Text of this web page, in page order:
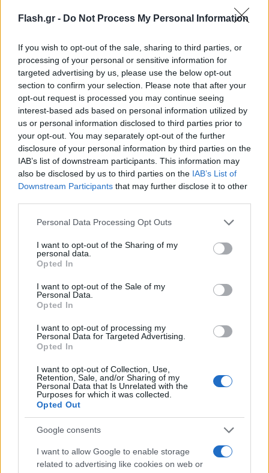
Flash.gr - Do Not Process My Personal Information
If you wish to opt-out of the sale, sharing to third parties, or
processing of your personal or sensitive information for
targeted advertising by us, please use the below opt-out
section to confirm your selection. Please note that after your
opt-out request is processed you may continue seeing
interest-based ads based on personal information utilized by
us or personal information disclosed to third parties prior to
your opt-out. You may separately opt-out of the further
disclosure of your personal information by third parties on the
IAB’s list of downstream participants. This information may
also be disclosed by us to third parties on the IAB’s List of
Downstream Participants that may further disclose it to other
Please note that this website/app uses one or more Google
not limited to your visit or usage behaviour. You may click to
grant or deny consent to Google and its third-party tags to
use your data for below specified purposes in below Google
consent section.
Personal Data Processing Opt Outs
I want to opt-out of the Sharing of my
personal data.
Opted In
I want to opt-out of the Sale of my
Personal Data.
Opted In
I want to opt-out of processing my
Personal Data for Targeted Advertising.
Opted In
I want to opt-out of Collection, Use,
Retention, Sale, and/or Sharing of my
Personal Data that Is Unrelated with the
Purposes for which it was collected.
Opted Out
Google consents
I want to allow Google to enable storage
related to advertising like cookies on web or
Παρά την καταδίκη του, ο ηθοποιός και σκηνοθέτης
παρέμεινε ελεύθερος με περιοριστικούς όρους,
καθώς το δικαστήριο είχε χορηγήσει ανασταλτικό
αποτέλεσμα στην έφεσή του. Είχε προηγουμένως
παραμείνει προφυλακισμένος για διάστημα 17
μηνών.
Η σημερινή διαδικασία αποκτά ιδιαίτερη βαρύτητα,
καθώς το Εφετείο δεν εξετάζει μόνο την έφεση που
εκείνη της Εισαγγελίας Εφετών, η οποία ζητά
αυστηρότερη αξιολόγηση της υπόθεσης.
Συγκεκριμένα, η εισαγγελική έφεση ζητά να
του 16χρονου, ενώ παράλληλα αμφισβητεί το ύψος
της ποινής που επιβλήθηκε πρωτοδίκως,
εκτιμώντας ότι δεν ανταποκρίνεται στη
σοβαρότητα των πράξεων και στη βλάβη που,
σύμφωνα με το κατηγορητήριο, υπέστησαν τα
θύματα.